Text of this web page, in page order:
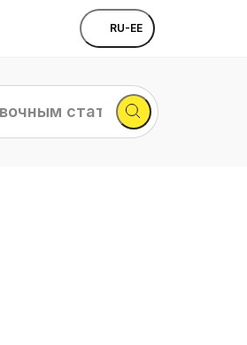
RU-EE